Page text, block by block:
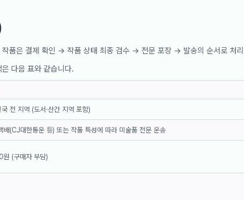
작품은 결제 확인 → 작품 상태 최종 검수 → 전문 포장 → 발송의 순서로 처
다음 표와 같습니다.
국 전 지역 (도서·산간 지역 포함)
배(CJ대한통운 등) 또는 작품 특성에 따라 미술품 전문 운송
(구매자 부담)